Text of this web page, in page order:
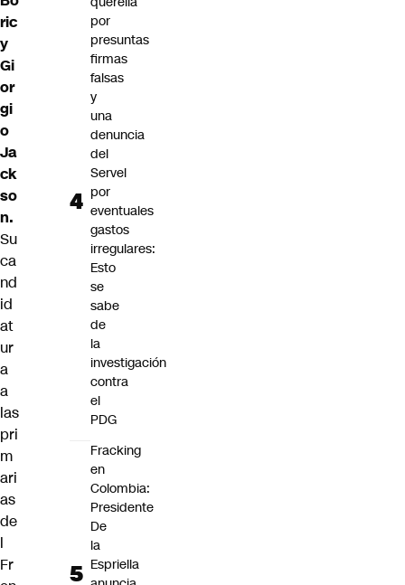
ric
y
Gi
or
gi
o
Ja
ck
so
n.
Su
ca
nd
id
at
ur
a
a
las
pri
m
ari
as
de
l
Fr
por
presuntas
firmas
falsas
y
una
denuncia
del
Servel
por
eventuales
gastos
irregulares:
Esto
se
sabe
de
la
investigación
contra
el
PDG
Fracking
en
Colombia:
Presidente
De
la
Espriella